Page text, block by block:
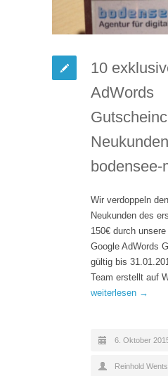
10
AdWords
bodensee-
Wir verdoppeln
Neukunden des
150€ durch
Google AdWords
gültig bis
Team erstellt auf
weiterlesen →
6. Oktober
Reinhold